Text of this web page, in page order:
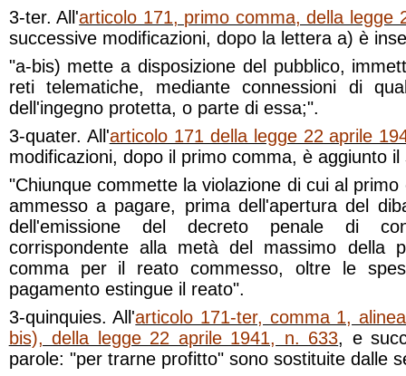
3-ter. All'articolo 171, primo comma, della legge
successive modificazioni, dopo la lettera a) è
"a-bis) mette a disposizione del pubblico,
reti telematiche, mediante connessioni di
dell'ingegno protetta, o parte di essa;".
3-quater. All'articolo 171 della legge 22 aprile
modificazioni, dopo il primo comma, è aggiunto il
"Chiunque commette la violazione di cui al
ammesso a pagare, prima dell'apertura del
dell'emissione del decreto penale di
corrispondente alla metà del massimo della
comma per il reato commesso, oltre le
pagamento estingue il reato".
3-quinquies. All'articolo 171-ter, comma 1,
bis), della legge 22 aprile 1941, n. 633, e
parole: "per trarne profitto" sono sostituite dalle